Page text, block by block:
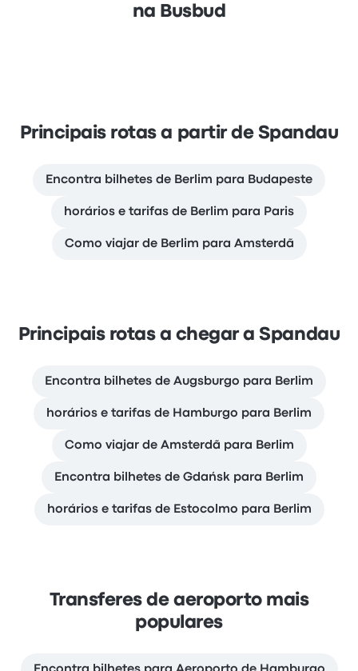
na Busbud
Principais rotas a partir de Spandau
Encontra bilhetes de Berlim para Budapeste
horários e tarifas de Berlim para Paris
Como viajar de Berlim para Amsterdã
Principais rotas a chegar a Spandau
Encontra bilhetes de Augsburgo para Berlim
horários e tarifas de Hamburgo para Berlim
Como viajar de Amsterdã para Berlim
Encontra bilhetes de Gdańsk para Berlim
horários e tarifas de Estocolmo para Berlim
Transferes de aeroporto mais
populares